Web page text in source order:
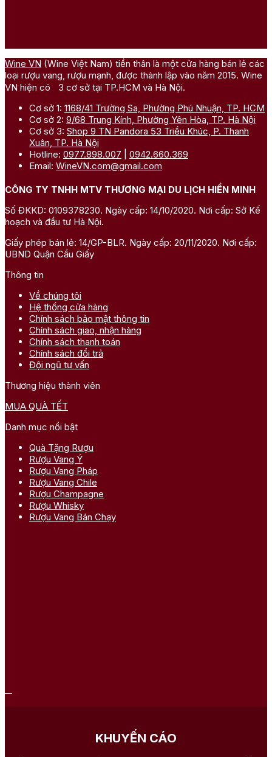
Wine VN (Wine Việt Nam) tiền thân là một cửa hàng bán lẻ các
loại rượu vang, rượu mạnh, được thành lập vào năm 2015. Wine
VN hiện có 3 cơ sở tại TP.HCM và Hà Nội.
Cơ sở 1: 1168/41 Trường Sa, Phường Phú Nhuận, TP. HCM
Cơ sở 2: 9/68 Trung Kính, Phường Yên Hòa, TP. Hà Nội
Cơ sở 3: Shop 9 TN Pandora 53 Triều Khúc, P. Thanh
Xuân, TP. Hà Nội
Hotline: 0977.898.007
0942.660.369
Email: WineVN.com@gmail.com
CÔNG TY TNHH MTV THƯƠNG MẠI DU LỊCH HIỀN MINH
Số ĐKKD: 0109378230. Ngày cấp: 14/10/2020. Nơi cấp: Sở Kế
hoạch và đầu tư Hà Nội.
Giấy phép bán lẻ: 14/GP-BLR. Ngày cấp: 20/11/2020. Nơi cấp:
UBND Quận Cầu Giấy
Thông tin
Về chúng tôi
Hệ thống cửa hàng
Chính sách bảo mật thông tin
Chính sách giao, nhận hàng
Chính sách thanh toán
Chính sách đổi trả
Đội ngũ tư vấn
Thương hiệu thành viên
MUA QUÀ TẾT
Danh mục nổi bật
Quà Tặng Rượu
Rượu Vang Ý
Rượu Vang Pháp
Rượu Vang Chile
Rượu Champagne
Rượu Whisky
Rượu Vang Bán Chạy
KHUYẾN CÁO